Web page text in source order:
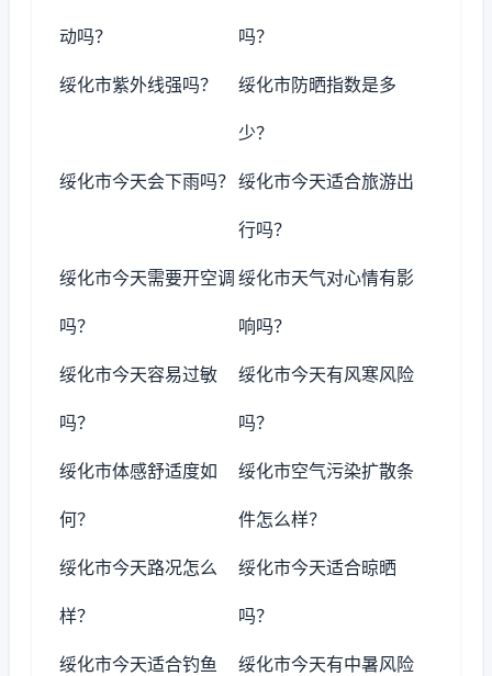
动吗？ 吗？
绥化市紫外线强吗？ 绥化市防晒指数是多
少？
绥化市今天会下雨吗？ 绥化市今天适合旅游出
行吗？
绥化市今天需要开空调
吗？
绥化市天气对心情有影
响吗？
绥化市今天容易过敏
吗？
绥化市今天有风寒风险
吗？
绥化市体感舒适度如
何？
绥化市空气污染扩散条
件怎么样？
绥化市今天路况怎么
样？
绥化市今天适合晾晒
吗？
绥化市今天适合钓鱼 绥化市今天有中暑风险